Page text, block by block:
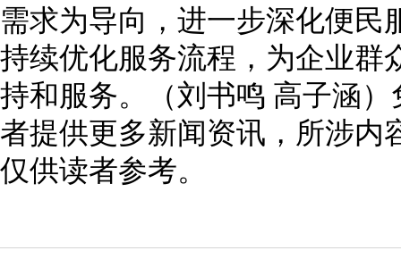
需求为导向，进一步深化便民
持续优化服务流程，为企业群
持和服务。（刘书鸣 高子涵
者提供更多新闻资讯，所涉内
仅供读者参考。